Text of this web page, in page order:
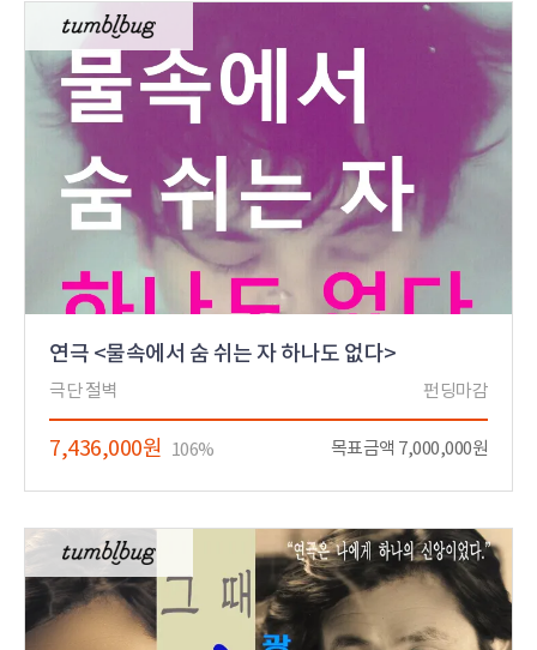
연극 <물속에서 숨 쉬는 자 하나도 없다>
극단 절벽 펀딩마감
7,436,000원 106% 목표금액 7,000,000원